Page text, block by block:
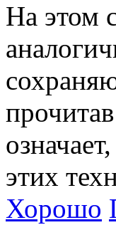
На этом
этих
Хорошо